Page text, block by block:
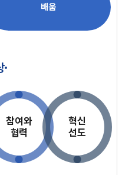
배움
참여와
협력
혁신
선도